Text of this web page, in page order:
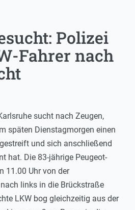
Polizei
Fahrer nach
sucht nach Zeugen,
späten Dienstagmorgen einen
und sich anschließend
hat. Die 83-jährige Peugeot-
11.00 Uhr von der
links in die Brückstraße
LKW bog gleichzeitig aus der